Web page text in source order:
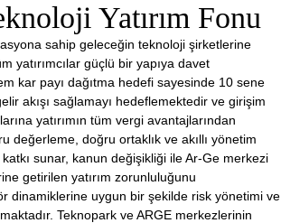
Yatırım Fonu
sahip geleceğin teknoloji şirketlerine
yatırımcılar güçlü bir yapıya davet
kar payı dağıtma hedefi sayesinde 10 sene
akışı sağlamayı hedeflemektedir ve girişim
yatırımın tüm vergi avantajlarından
değerleme, doğru ortaklık ve akıllı yönetim
sunar, kanun değişikliği ile Ar-Ge merkezi
getirilen yatırım zorunluluğunu
dinamiklerine uygun bir şekilde risk yönetimi ve
Teknopark ve ARGE merkezlerinin